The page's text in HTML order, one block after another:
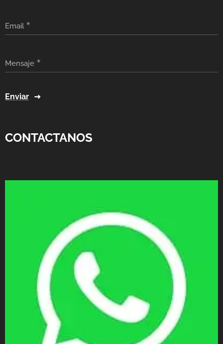
Email
Mensaje
Enviar
CONTACTANOS